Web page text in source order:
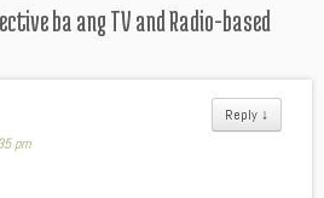
ba ang TV and Radio-based
Reply ↓
pm